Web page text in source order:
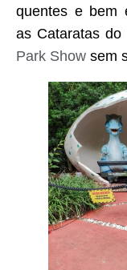
quentes e bem
as Cataratas
Park Show sem